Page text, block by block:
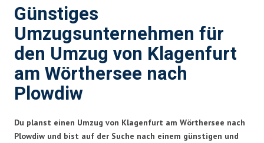
Günstiges
Umzugsunternehmen für
den Umzug von Klagenfurt
am Wörthersee nach
Plowdiw
Du planst einen Umzug von Klagenfurt am Wörthersee nach
Plowdiw und bist auf der Suche nach einem günstigen und